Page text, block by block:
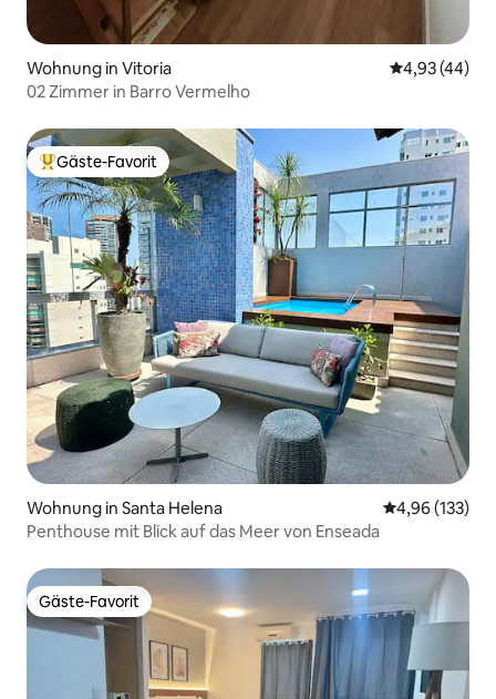
Wohnung in Vitoria
4,93 (44)
02 Zimmer in Barro Vermelho
Beliebter Gäste-Favorit.
Gäste-Favorit
Wohnung in Santa Helena
4,96 (133)
Penthouse mit Blick auf das Meer von Enseada
Gäste-Favorit
Gäste-Favorit